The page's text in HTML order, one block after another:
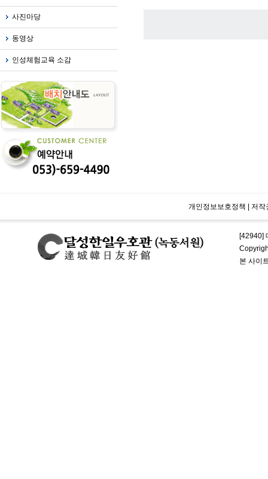
사진마당
동영상
인성체험교육 소감
개인정보보호정책 저작
[42940]
본 사이